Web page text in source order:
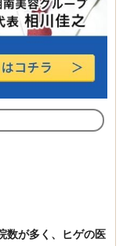
数が多く、ヒゲの医